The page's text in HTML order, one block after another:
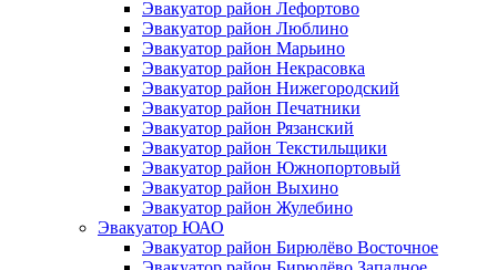
Эвакуатор район Лефортово
Эвакуатор район Люблино
Эвакуатор район Марьино
Эвакуатор район Некрасовка
Эвакуатор район Нижегородский
Эвакуатор район Печатники
Эвакуатор район Рязанский
Эвакуатор район Текстильщики
Эвакуатор район Южнопортовый
Эвакуатор район Выхино
Эвакуатор район Жулебино
Эвакуатор ЮАО
Эвакуатор район Бирюлёво Восточное